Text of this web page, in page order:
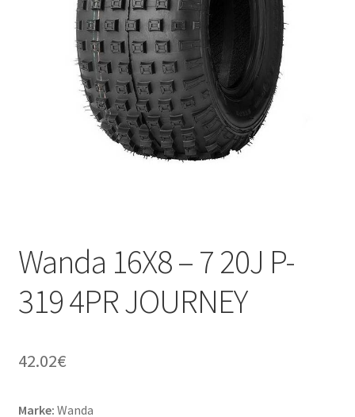
Wanda 16X8 – 7 20J P-
319 4PR JOURNEY
42.02€
Marke: Wanda